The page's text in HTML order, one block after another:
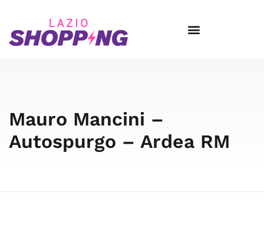
Mauro Mancini –
Autospurgo – Ardea RM